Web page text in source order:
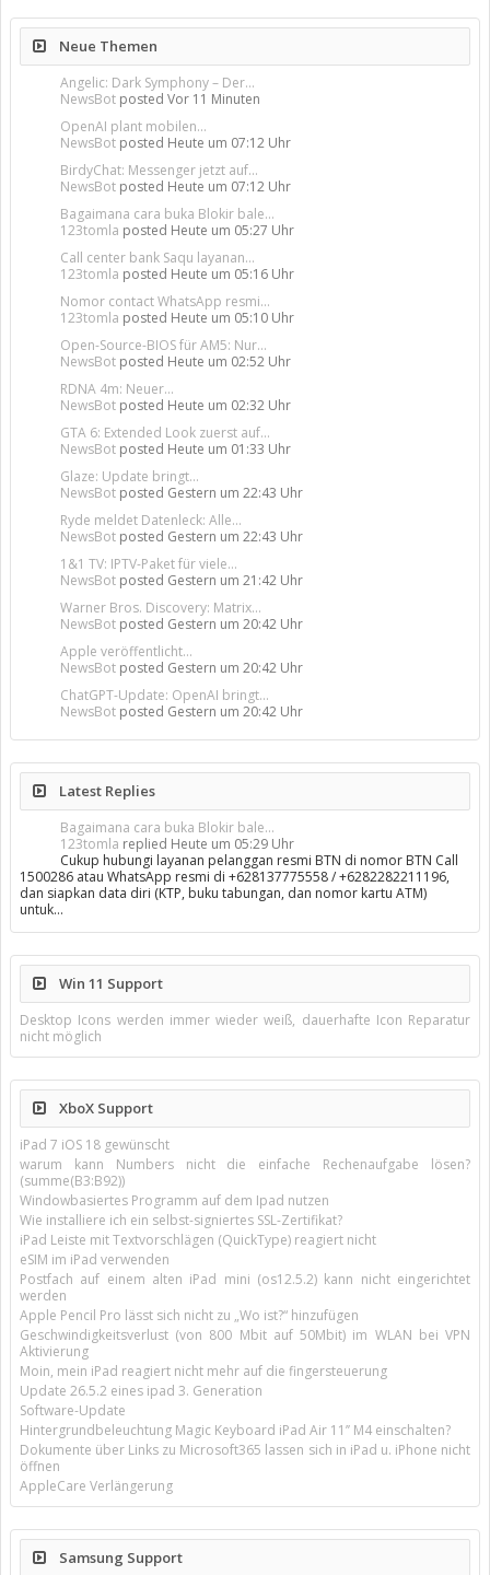
Neue Themen
Angelic: Dark Symphony – Der...
NewsBot posted Vor 11 Minuten
OpenAI plant mobilen...
NewsBot posted Heute um 07:12 Uhr
BirdyChat: Messenger jetzt auf...
NewsBot posted Heute um 07:12 Uhr
Bagaimana cara buka Blokir bale...
123tomla posted Heute um 05:27 Uhr
Call center bank Saqu layanan...
123tomla posted Heute um 05:16 Uhr
Nomor contact WhatsApp resmi...
123tomla posted Heute um 05:10 Uhr
Open-Source-BIOS für AM5: Nur...
NewsBot posted Heute um 02:52 Uhr
RDNA 4m: Neuer...
NewsBot posted Heute um 02:32 Uhr
GTA 6: Extended Look zuerst auf...
NewsBot posted Heute um 01:33 Uhr
Glaze: Update bringt...
NewsBot posted Gestern um 22:43 Uhr
Ryde meldet Datenleck: Alle...
NewsBot posted Gestern um 22:43 Uhr
1&1 TV: IPTV-Paket für viele...
NewsBot posted Gestern um 21:42 Uhr
Warner Bros. Discovery: Matrix...
NewsBot posted Gestern um 20:42 Uhr
Apple veröffentlicht...
NewsBot posted Gestern um 20:42 Uhr
ChatGPT-Update: OpenAI bringt...
NewsBot posted Gestern um 20:42 Uhr
Latest Replies
Bagaimana cara buka Blokir bale...
123tomla replied Heute um 05:29 Uhr
Cukup hubungi layanan pelanggan resmi BTN di nomor BTN Call
1500286 atau WhatsApp resmi di +628137775558 / +6282282211196,
dan siapkan data diri (KTP, buku tabungan, dan nomor kartu ATM)
untuk…
Win 11 Support
Desktop Icons werden immer wieder weiß, dauerhafte Icon Reparatur
nicht möglich
XboX Support
iPad 7 iOS 18 gewünscht
warum kann Numbers nicht die einfache Rechenaufgabe lösen?
(summe(B3:B92))
Windowbasiertes Programm auf dem Ipad nutzen
Wie installiere ich ein selbst-signiertes SSL-Zertifikat?
iPad Leiste mit Textvorschlägen (QuickType) reagiert nicht
eSIM im iPad verwenden
Postfach auf einem alten iPad mini (os12.5.2) kann nicht eingerichtet
werden
Apple Pencil Pro lässt sich nicht zu „Wo ist?“ hinzufügen
Geschwindigkeitsverlust (von 800 Mbit auf 50Mbit) im WLAN bei VPN
Aktivierung
Moin, mein iPad reagiert nicht mehr auf die fingersteuerung
Update 26.5.2 eines ipad 3. Generation
Software-Update
Hintergrundbeleuchtung Magic Keyboard iPad Air 11’’ M4 einschalten?
Dokumente über Links zu Microsoft365 lassen sich in iPad u. iPhone nicht
öffnen
AppleCare Verlängerung
Samsung Support